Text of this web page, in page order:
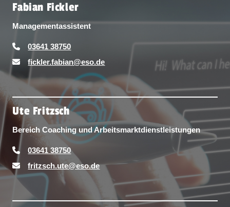
Fabian Fickler
Managementassistent
03641 38750
fickler.fabian@eso.de
Ute Fritzsch
Bereich Coaching und Arbeitsmarktdienstleistungen
03641 38750
fritzsch.ute@eso.de